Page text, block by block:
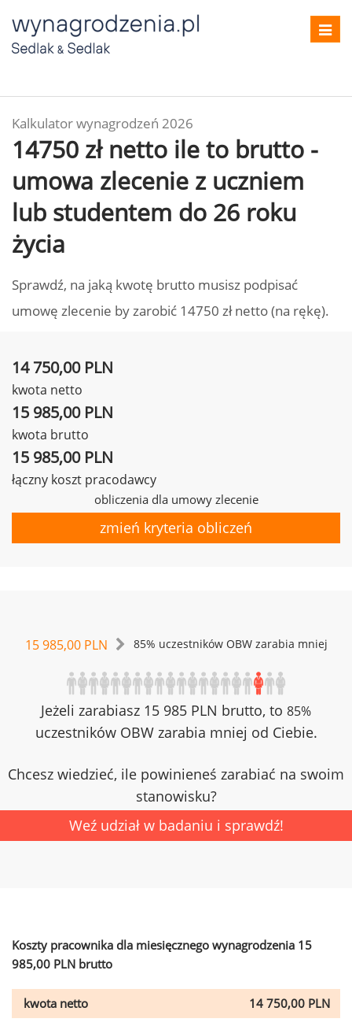
Kalkulator wynagrodzeń 2026
14750 zł netto ile to brutto -
umowa zlecenie z uczniem
lub studentem do 26 roku
życia
Sprawdź, na jaką kwotę brutto musisz podpisać
umowę zlecenie by zarobić 14750 zł netto (na rękę).
14 750,00 PLN
kwota netto
15 985,00 PLN
kwota brutto
15 985,00 PLN
łączny koszt pracodawcy
obliczenia dla umowy zlecenie
zmień kryteria obliczeń
15 985,00 PLN 85% uczestników OBW zarabia mniej
Jeżeli zarabiasz 15 985 PLN brutto, to 85%
uczestników OBW zarabia mniej od Ciebie.
Chcesz wiedzieć, ile powinieneś zarabiać na swoim
stanowisku?
Weź udział w badaniu i sprawdź!
Koszty pracownika dla miesięcznego wynagrodzenia 15
985,00 PLN brutto
kwota netto
14 750,00 PLN